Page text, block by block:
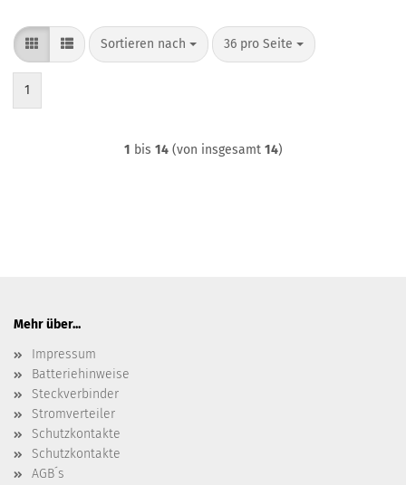
Sortieren nach
Sortieren nach 36 pro Seite
pro Seite
1
1 bis 14(von insgesamt 14)
Mehr über...
Impressum
Batteriehinweise
Steckverbinder
Stromverteiler
Schutzkontakte
Schutzkontakte
AGB´s